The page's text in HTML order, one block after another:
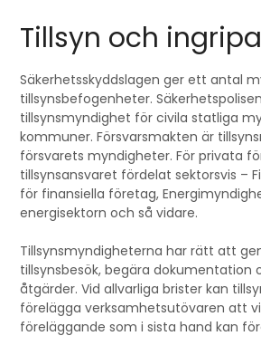
Tillsyn och
Säkerhetsskyddslagen ger ett antal
tillsynsbefogenheter.
tillsynsmyndighet för civila statliga
kommuner. Försvarsmakten är
försvarets myndigheter. För privata
tillsynsansvaret fördelat sektorsvis –
för finansiella företag,
energisektorn och så vidare.
Tillsynsmyndigheterna har rätt att
tillsynsbesök, begära dokumentation
åtgärder. Vid allvarliga brister kan
förelägga verksamhetsutövaren att
föreläggande som i sista hand kan